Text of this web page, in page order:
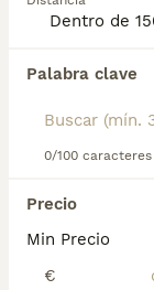
Palabra clave
0/100 caracteres
Precio
Min Precio
€
página de
Si deseas